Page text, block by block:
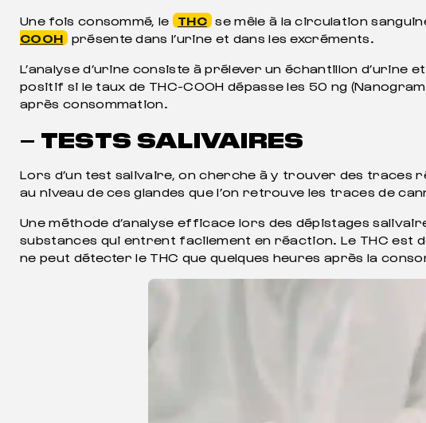
Une fois consommé, le THC se mêle à la circulation
COOH présente dans l’urine et dans les excréments.
L’analyse d’urine consiste à prélever un échantillon
positif si le taux de THC-COOH dépasse les 50 ng
après consommation.
– TESTS SALIVAIRES
Lors d’un test salivaire, on cherche à y trouver des traces
au niveau de ces glandes que l’on retrouve les traces de
Une méthode d’analyse efficace lors des dépistages
substances qui entrent facilement en réaction. Le THC est
ne peut détecter le THC que quelques heures après la